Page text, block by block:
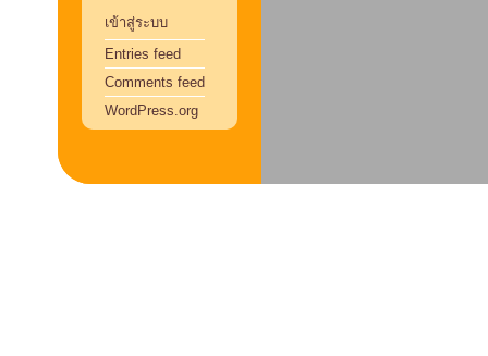
เข้าสู่ระบบ
Entries feed
Comments feed
WordPress.org